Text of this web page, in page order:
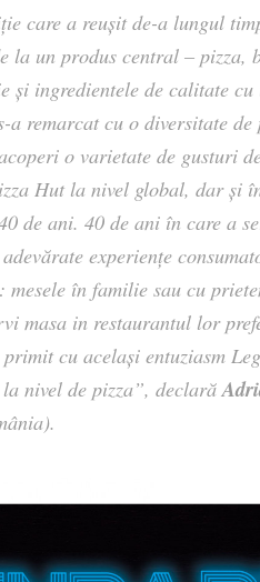
care a reușit de-a lungul
la un produs central – pizza,
și ingredientele de calitate
remarcat cu o diversitate de
o varietate de gusturi
Hut la nivel global, dar și
de ani. 40 de ani în care a
experiențe
în familie sau cu
masa in restaurantul lor
cu același entuziasm
nivel de pizza”, declară